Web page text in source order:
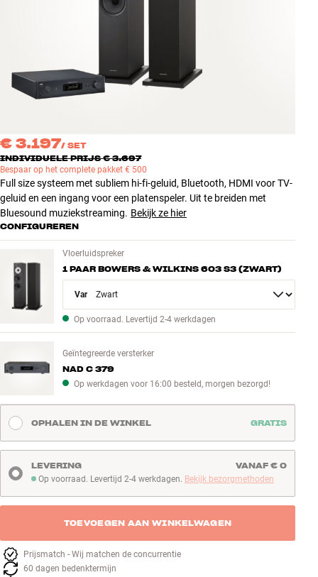
MERKEN
AANBIEDINGEN
Winkels
Klantenservice
Inloggen
Bouw met geluid
€ 3.197/ SET
INDIVIDUELE PRIJS € 3.697
Bespaar op het complete pakket € 500
Full size systeem met subliem hi-fi-geluid, Bluetooth, HDMI voor TV-
geluid en een ingang voor een platenspeler. Uit te breiden met
Bluesound muziekstreaming. Bekijk ze hier
CONFIGUREREN
Vloerluidspreker
1 PAAR BOWERS & WILKINS 603 S3 (ZWART)
Variant
Op voorraad. Levertijd 2-4 werkdagen
Geïntegreerde versterker
NAD C 379
Op werkdagen voor 16:00 besteld, morgen bezorgd!
OPHALEN IN DE WINKEL GRATIS
Op voorraad. Levertijd 2-4 werkdagen
Op voorraad. Levertijd 2-4 werkdagen. Bekijk bezorgmethoden
LEVERING VANAF € 0
TOEVOEGEN AAN WINKELWAGEN
Prijsmatch - Wij matchen de concurrentie
60 dagen bedenktermijn